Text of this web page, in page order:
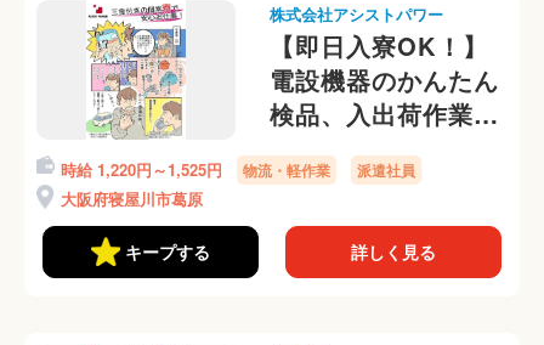
株式会社アシストパワー
【即日入寮OK！】
電設機器のかんたん
検品、入出荷作業＠
寮からラクラク自転
車通勤ok！
時給 1,220円～1,525円 物流・軽作業 派遣社員
大阪府寝屋川市葛原
キープする 詳しく見る